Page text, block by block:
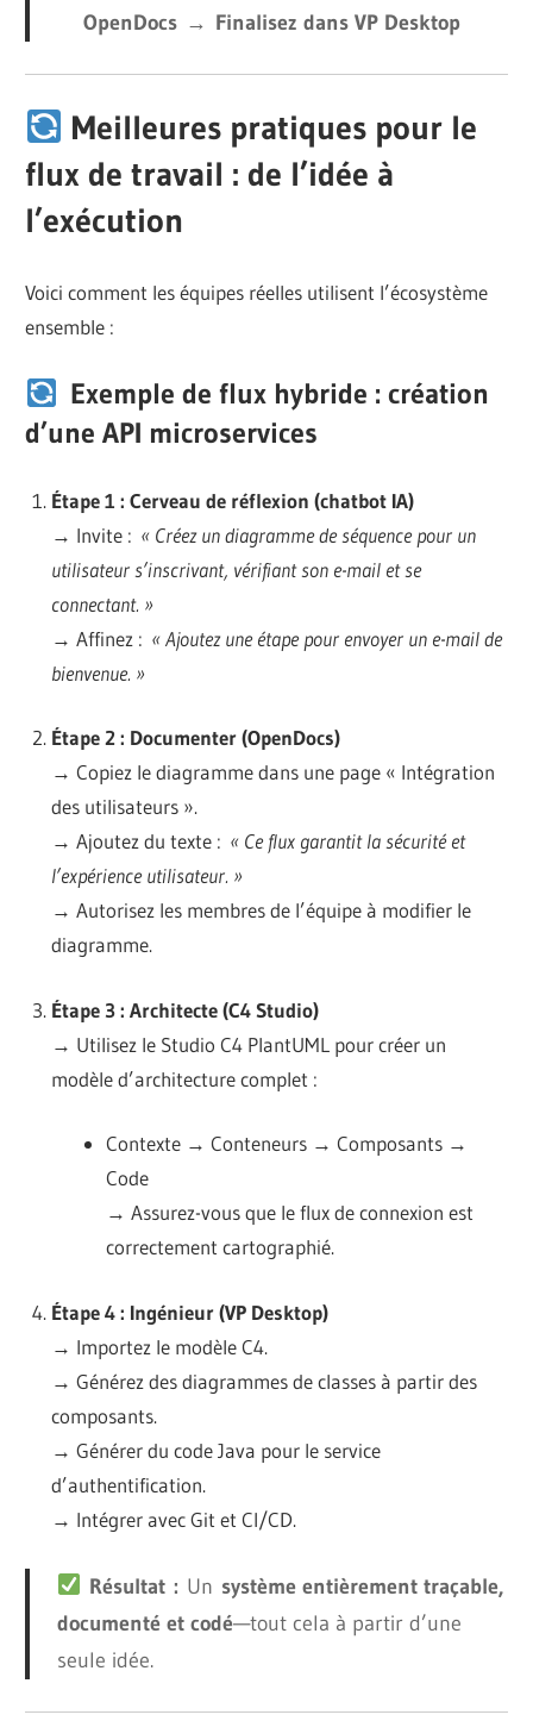
OpenDocs → Finalisez dans VP Desktop
Meilleures pratiques pour le
flux de travail : de l’idée à
l’exécution
Voici comment les équipes réelles utilisent l’écosystème
ensemble :
Exemple de flux hybride : création
d’une API microservices
Étape 1 : Cerveau de réflexion (chatbot IA)
→ Invite : « Créez un diagramme de séquence pour un
utilisateur s’inscrivant, vérifiant son e-mail et se
connectant. »
→ Affinez : « Ajoutez une étape pour envoyer un e-mail de
bienvenue. »
Étape 2 : Documenter (OpenDocs)
→ Copiez le diagramme dans une page « Intégration
des utilisateurs ».
→ Ajoutez du texte : « Ce flux garantit la sécurité et
l’expérience utilisateur. »
→ Autorisez les membres de l’équipe à modifier le
diagramme.
Étape 3 : Architecte (C4 Studio)
→ Utilisez le Studio C4 PlantUML pour créer un
modèle d’architecture complet :
Contexte → Conteneurs → Composants →
Code
→ Assurez-vous que le flux de connexion est
correctement cartographié.
Étape 4 : Ingénieur (VP Desktop)
→ Importez le modèle C4.
→ Générez des diagrammes de classes à partir des
composants.
→ Générer du code Java pour le service
d’authentification.
→ Intégrer avec Git et CI/CD.
Résultat : Un système entièrement traçable,
documenté et codé—tout cela à partir d’une
seule idée.